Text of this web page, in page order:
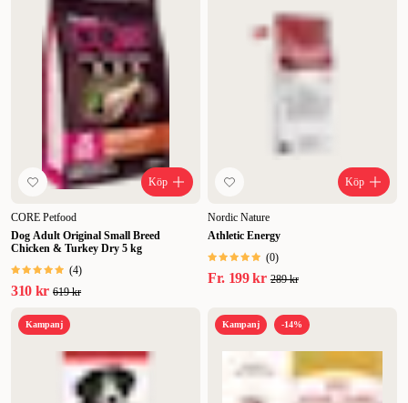
Köp
CORE Petfood
Dog Adult Original Small Breed
Chicken & Turkey Dry 5 kg
(4)
310 kr 619 kr
Köp
Nordic Nature
Athletic Energy
(0)
Fr. 199 kr 289 kr
Kampanj Kampanj -14%